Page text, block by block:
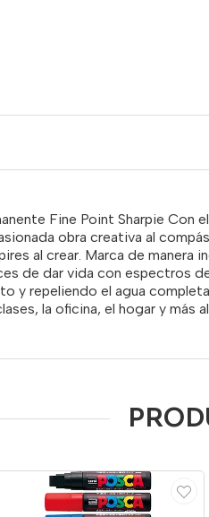
Fine Point Sharpie Con
obra creativa al
al crear. Marca de manera
de dar vida con espectros
y repeliendo el agua
la oficina, el hogar y más